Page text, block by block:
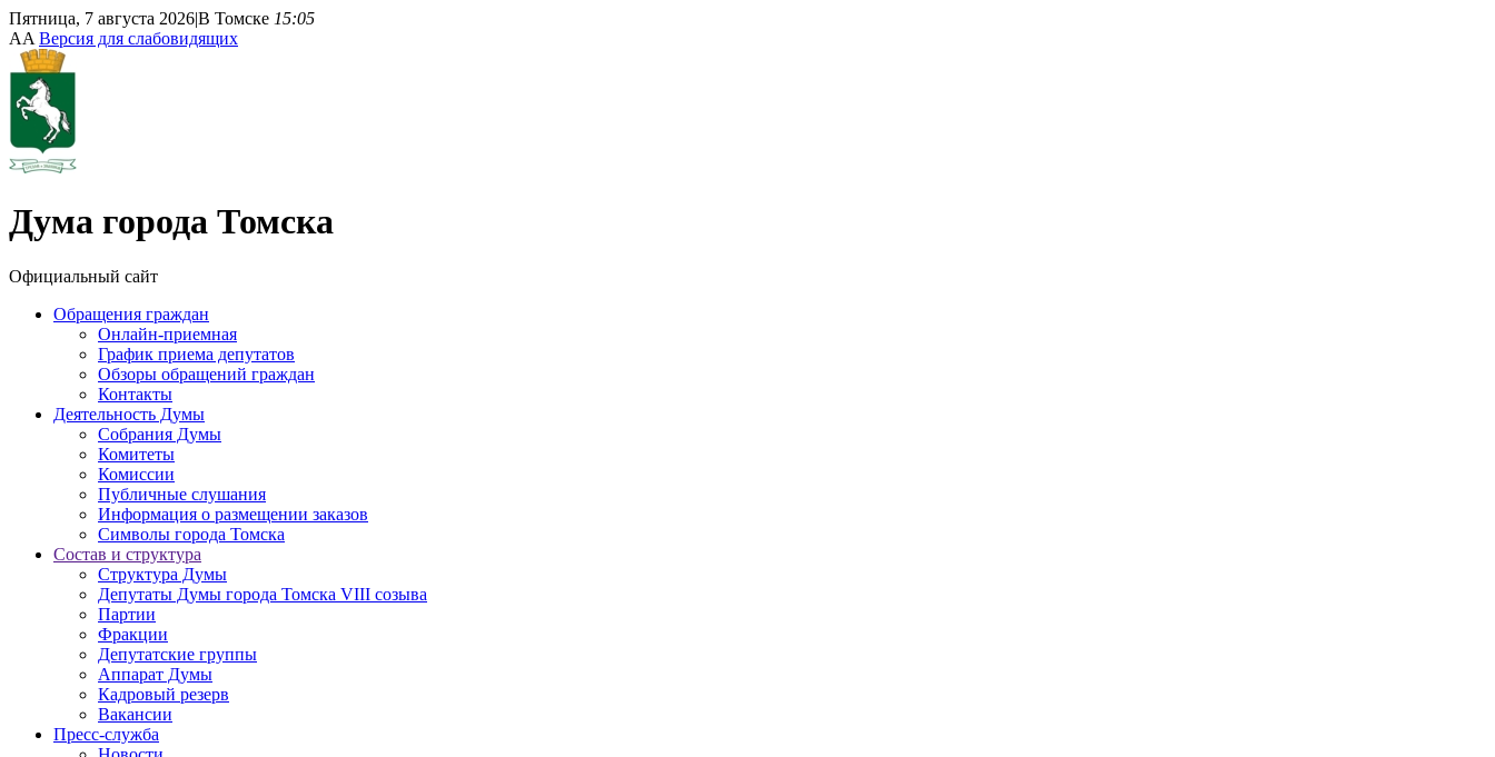
Пятница, 7 августа 2026|В Томске 15:05
AA Версия для слабовидящих
Дума города Томска
Официальный сайт
Обращения граждан
Онлайн-приемная
График приема депутатов
Обзоры обращений граждан
Контакты
Деятельность Думы
Собрания Думы
Комитеты
Комиссии
Публичные слушания
Информация о размещении заказов
Символы города Томска
Состав и структура
Структура Думы
Депутаты Думы города Томска VIII созыва
Партии
Фракции
Депутатские группы
Аппарат Думы
Кадровый резерв
Вакансии
Пресс-служба